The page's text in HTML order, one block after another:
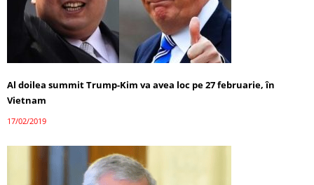
Al doilea summit Trump-Kim va avea loc pe 27 februarie, în
Vietnam
17/02/2019